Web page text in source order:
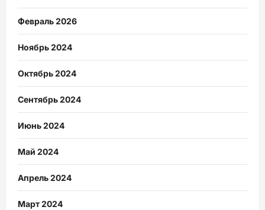
Февраль 2026
Ноябрь 2024
Октябрь 2024
Сентябрь 2024
Июнь 2024
Май 2024
Апрель 2024
Март 2024